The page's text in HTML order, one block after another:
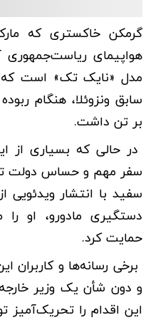
گرمکن خاکستری که
هواپیمای ریاست‌جمهوری
مدل «نایک تک» است که
سابق ونزوئلا، هنگام
بر تن داشت.
در حالی که بسیاری از
سفر مهم و حساس دولت
سفید با انتشار ویدئویی
دستگیری مادورو، او
حمایت کرد.
برخی رسانه‌ها و کاربران
و دون شأن یک وزیر
این اقدام را تحریک‌آمیز